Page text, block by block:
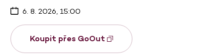
6. 8. 2026, 15:00
Koupit přes GoOut